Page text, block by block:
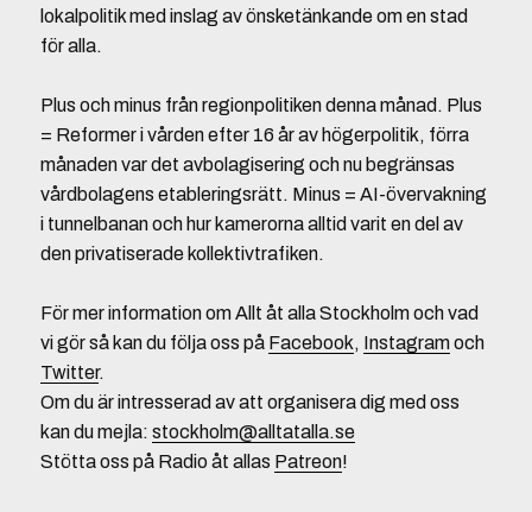
lokalpolitik med inslag av önsketänkande om en stad
för alla.
Plus och minus från regionpolitiken denna månad. Plus
= Reformer i vården efter 16 år av högerpolitik, förra
månaden var det avbolagisering och nu begränsas
vårdbolagens etableringsrätt. Minus = AI-övervakning
i tunnelbanan och hur kamerorna alltid varit en del av
den privatiserade kollektivtrafiken.
För mer information om Allt åt alla Stockholm och vad
vi gör så kan du följa oss på Facebook, Instagramoch
Twitter.
Om du är intresserad av att organisera dig med oss
kan du mejla: stockholm@alltatalla.se
Stötta oss på Radio åt allas Patreon!